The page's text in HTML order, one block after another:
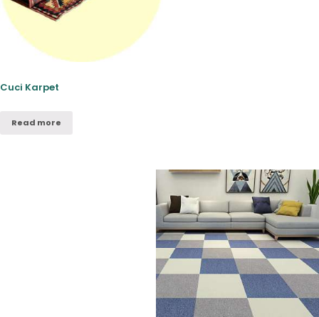
Cuci Karpet
Read more